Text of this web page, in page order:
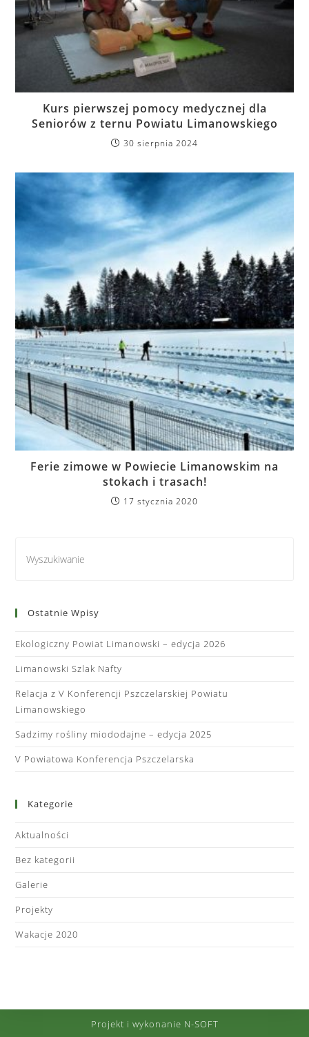
Kurs pierwszej pomocy medycznej dla
Seniorów z ternu Powiatu Limanowskiego
30 sierpnia 2024
Ferie zimowe w Powiecie Limanowskim na
stokach i trasach!
17 stycznia 2020
Ostatnie Wpisy
Ekologiczny Powiat Limanowski – edycja 2026
Limanowski Szlak Nafty
Relacja z V Konferencji Pszczelarskiej Powiatu
Limanowskiego
Sadzimy rośliny miododajne – edycja 2025
V Powiatowa Konferencja Pszczelarska
Kategorie
Aktualności
Bez kategorii
Galerie
Projekty
Wakacje 2020
Projekt i wykonanie N-SOFT